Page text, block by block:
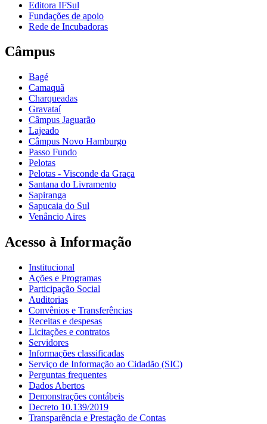
Editora IFSul
Fundações de apoio
Rede de Incubadoras
Câmpus
Bagé
Camaquã
Charqueadas
Gravataí
Câmpus Jaguarão
Lajeado
Câmpus Novo Hamburgo
Passo Fundo
Pelotas
Pelotas - Visconde da Graça
Santana do Livramento
Sapiranga
Sapucaia do Sul
Venâncio Aires
Acesso à Informação
Institucional
Ações e Programas
Participação Social
Auditorias
Convênios e Transferências
Receitas e despesas
Licitações e contratos
Servidores
Informações classificadas
Serviço de Informação ao Cidadão (SIC)
Perguntas frequentes
Dados Abertos
Demonstrações contábeis
Decreto 10.139/2019
Transparência e Prestação de Contas